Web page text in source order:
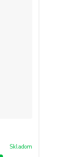
Skladom